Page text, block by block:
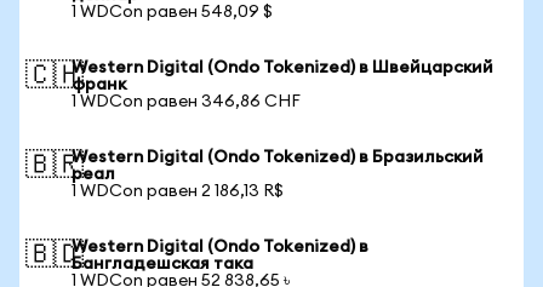
1 WDCon равен 548,09 $
🇨🇭Western Digital (Ondo Tokenized) в Швейцарский
франк
1 WDCon равен 346,86 CHF
🇧🇷Western Digital (Ondo Tokenized) в Бразильский
реал
1 WDCon равен 2 186,13 R$
🇧🇩Western Digital (Ondo Tokenized) в
Бангладешская така
1 WDCon равен 52 838,65 ৳